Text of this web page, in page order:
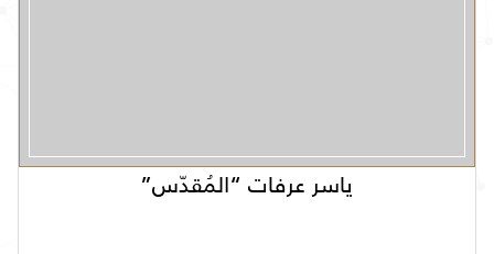
ياسر عرفات “المُقدّس”